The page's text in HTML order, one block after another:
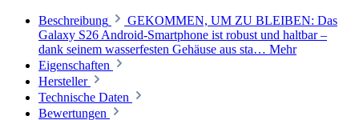
Beschreibung
GEKOMMEN, UM ZU BLEIBEN: Das
Galaxy S26 Android-Smartphone ist robust und haltbar –
dank seinem wasserfesten Gehäuse aus sta… Mehr
Eigenschaften
Hersteller
Technische Daten
Bewertungen